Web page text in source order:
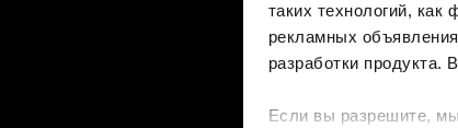
таких технологий,
рекламных
разработки
Если вы разрешите,